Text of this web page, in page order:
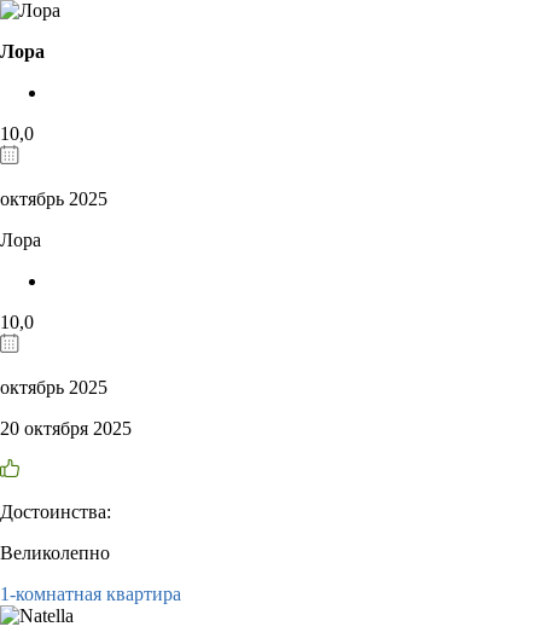
Лора
10,0
октябрь 2025
Лора
10,0
октябрь 2025
20 октября 2025
Достоинства:
Великолепно
1-комнатная квартира